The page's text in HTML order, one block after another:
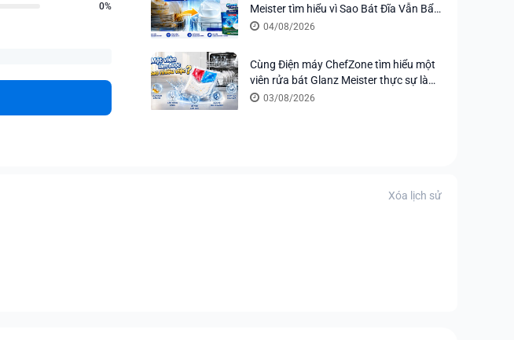
0%
Meister tìm hiểu vì Sao Bát Đĩa Vẫn Bẩn
Sau Khi Rửa Máy? Bí Quyết Nằm Ở Viên
04/08/2026
Cùng Điện máy ChefZone tìm hiểu một
viên rửa bát Glanz Meister thực sự làm
được bao nhiêu việc?
03/08/2026
Xóa lịch sử